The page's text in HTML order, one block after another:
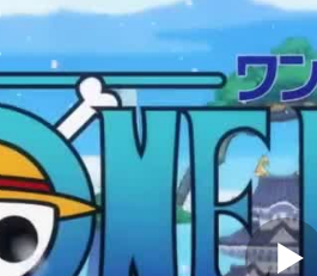
выходит на экраны
Не смотря на свой
проходит незаметно.
герои попадают в